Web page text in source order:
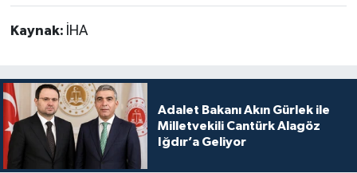
Kaynak: İHA
Adalet Bakanı Akın Gürlek ile
Milletvekili Cantürk Alagöz
Iğdır’a Geliyor